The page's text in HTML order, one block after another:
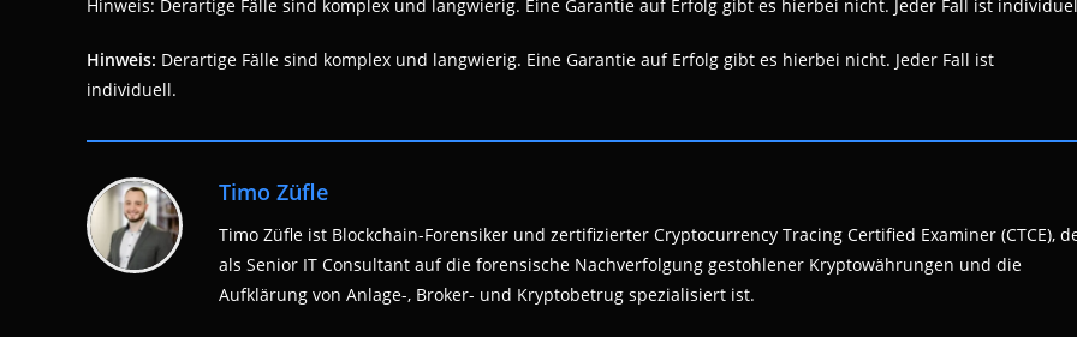
Hinweis: Derartige Fälle sind komplex und langwierig. Eine Garantie auf Erfolg gibt es hierbei nicht. Jeder Fall ist
Hinweis: Derartige Fälle sind komplex und langwierig. Eine Garantie auf Erfolg gibt es hierbei nicht. Jeder Fall ist
individuell.
Timo Züfle
Timo Züfle ist Blockchain-Forensiker und zertifizierter Cryptocurrency Tracing Certified Examiner (CTCE),
als Senior IT Consultant auf die forensische Nachverfolgung gestohlener Kryptowährungen und die
Aufklärung von Anlage-, Broker- und Kryptobetrug spezialisiert ist.